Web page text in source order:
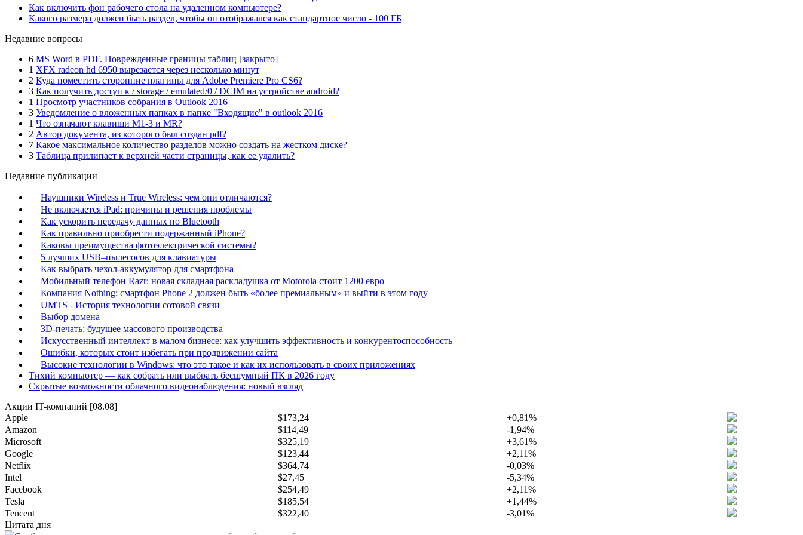
Как включить фон рабочего стола на удаленном компьютере?
Какого размера должен быть раздел, чтобы он отображался как стандартное число - 100 ГБ
Недавние вопросы
6 MS Word в PDF. Поврежденные границы таблиц [закрыто]
1 XFX radeon hd 6950 вырезается через несколько минут
2 Куда поместить сторонние плагины для Adobe Premiere Pro CS6?
3 Как получить доступ к / storage / emulated/0 / DCIM на устройстве android?
1 Просмотр участников собрания в Outlook 2016
3 Уведомление о вложенных папках в папке "Входящие" в outlook 2016
1 Что означают клавиши M1-3 и MR?
2 Автор документа, из которого был создан pdf?
7 Какое максимальное количество разделов можно создать на жестком диске?
3 Таблица прилипает к верхней части страницы, как ее удалить?
Недавние публикации
Наушники Wireless и True Wireless: чем они отличаются?
Не включается iPad: причины и решения проблемы
Как ускорить передачу данных по Bluetooth
Как правильно приобрести подержанный iPhone?
Каковы преимущества фотоэлектрической системы?
5 лучших USB–пылесосов для клавиатуры
Как выбрать чехол-аккумулятор для смартфона
Мобильный телефон Razr: новая складная раскладушка от Motorola стоит 1200 евро
Компания Nothing: смартфон Phone 2 должен быть «более премиальным» и выйти в этом году
UMTS - История технологии сотовой связи
Выбор домена
3D-печать: будущее массового производства
Искусственный интеллект в малом бизнесе: как улучшить эффективность и конкурентоспособность
Ошибки, которых стоит избегать при продвижении сайта
Высокие технологии в Windows: что это такое и как их использовать в своих приложениях
Тихий компьютер — как собрать или выбрать бесшумный ПК в 2026 году
Скрытые возможности облачного видеонаблюдения: новый взгляд
Акции IT-компаний [08.08]
Apple
$173,24
+0,81%
Amazon
$114,49
-1,94%
Microsoft
$325,19
+3,61%
Google
$123,44
+2,11%
Netflix
$364,74
-0,03%
Intel
$27,45
-5,34%
Facebook
$254,49
+2,11%
Tesla
$185,54
+1,44%
Tencent
$322,40
-3,01%
Цитата дня